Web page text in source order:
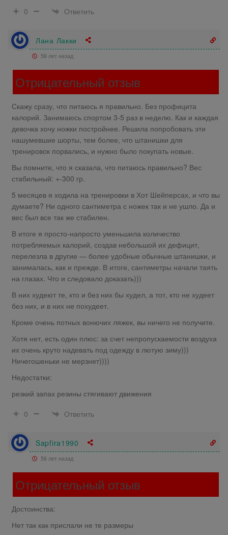
0 Ответить
Лана Лакки
56 лет назад
Отрицательный отзыв
Скажу сразу, что питаюсь я правильно. Без профицита
калорий. Занимаюсь спортом 3-5 раз в неделю. Как и каждая
девочка хочу ножки постройнее. Решила попробовать эти
нашумевшие шорты, тем более, что штанишки для
тренировок порвались, и нужно было покупать новые.
Вы помните, что я сказала, что питаюсь правильно? Вес
стабильный: +-300 гр.
5 месяцев я ходила на тренировки в Хот Шейперсах, и что вы
думаете? Ни одного сантиметра с ножек так и не ушло. Да и
вес был все так же стабилен.
В итоге я просто-напросто уменьшила количество
потребляемых калорий, создав небольшой их дефицит,
перелезла в другие — более удобные обычные штанишки, и
занималась, как и прежде. В итоге, сантиметры начали таять
на глазах. Что и следовало доказать)))
В них худеют те, кто и без них бы худел, а тот, кто не худеет
без них, и в них не похудеет.
Кроме очень потных вонючих ляжек, вы ничего не получите.
Хотя нет, есть один плюс: за счет непропускаемости воздуха
их очень круто надевать под одежду в лютую зиму)))
Ничегошеньки не мерзнет))))
Недостатки:
резкий запах резины стягивают движения
0
Ответить
Sapfira1990
56 лет назад
Отрицательный отзыв
Достоинства:
Нет так как прислали не те размеры